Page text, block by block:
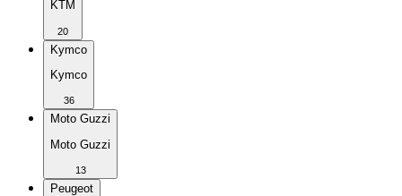
KTM
20
Kymco
Kymco
36
Moto Guzzi
Moto Guzzi
13
Peugeot